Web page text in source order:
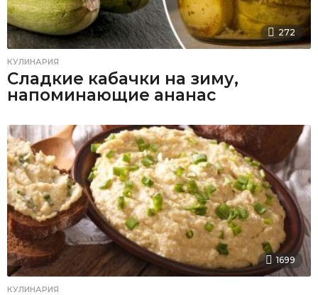
272
КУЛИНАРИЯ
Сладкие кабачки на зиму,
напоминающие ананас
1699
КУЛИНАРИЯ